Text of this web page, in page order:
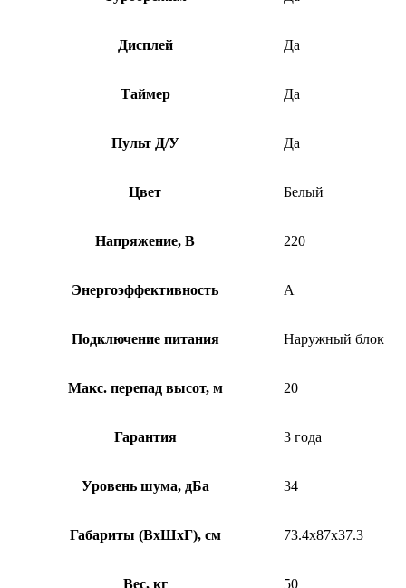
Дисплей Да
Таймер Да
Пульт Д/У Да
Цвет Белый
Напряжение, В 220
Энергоэффективность A
Подключение питания Наружный блок
Макс. перепад высот, м 20
Гарантия 3 года
Уровень шума, дБа 34
Габариты (ВхШхГ), см 73.4x87x37.3
Вес, кг 50